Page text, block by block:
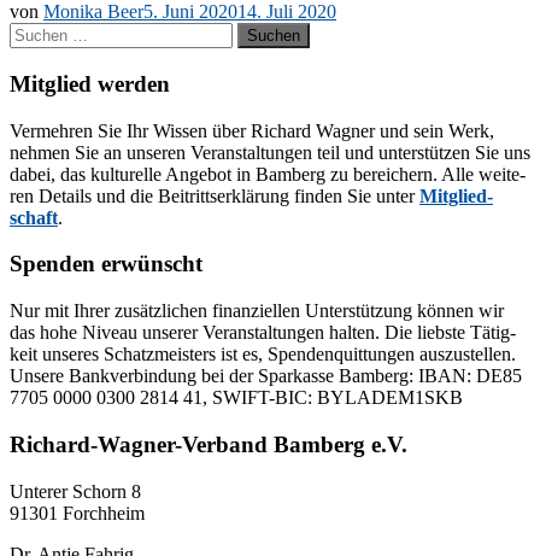
von Monika Beer5. Juni 202014. Juli 2020
Suchen
nach:
Mitglied werden
Ver­meh­ren Sie Ihr Wis­sen über Ri­chard Wag­ner und sein Werk,
neh­men Sie an un­se­ren Ver­an­stal­tun­gen teil und un­ter­stüt­zen Sie uns
da­bei, das kul­tu­rel­le An­ge­bot in Bam­berg zu be­rei­chern. Alle wei­te­
ren De­tails und die Bei­tritts­er­klä­rung fin­den Sie un­terMit­glied­
schaft.
Spenden erwünscht
Nur mit Ih­rer zu­sätz­li­chen fi­nan­zi­el­len Un­ter­stüt­zung kön­nen wir
das hohe Ni­veau un­se­rer Ver­an­stal­tun­gen hal­ten. Die liebs­te Tä­tig­
keit un­se­res Schatz­meis­ters ist es, Spen­den­quit­tun­gen aus­zu­stel­len.
Un­se­re Bank­ver­bin­dung bei der Spar­kas­se Bam­berg: IBAN: DE85
7705 0000 0300 2814 41, SWIFT-BIC: BYLADEM1SKB
Richard-Wagner-Verband Bamberg e.V.
Un­te­rer Schorn 8
91301 Forchheim